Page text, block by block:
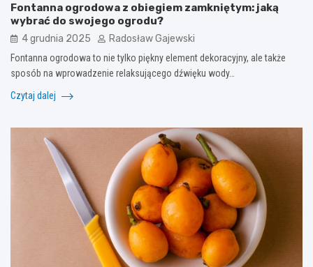
Fontanna ogrodowa z obiegiem zamkniętym: jaką
wybrać do swojego ogrodu?
4 grudnia 2025 Radosław Gajewski
Fontanna ogrodowa to nie tylko piękny element dekoracyjny, ale także
sposób na wprowadzenie relaksującego dźwięku wody…
Czytaj dalej